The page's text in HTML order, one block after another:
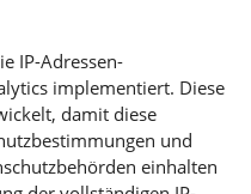
IP-Adressen-
implementiert. Diese
damit diese
und
einhalten